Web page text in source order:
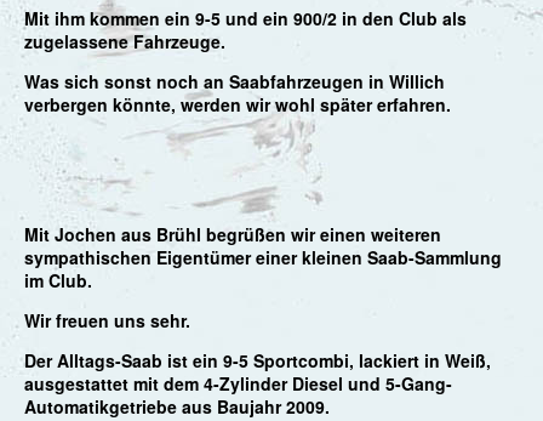
Links
Mit ihm kommen ein 9-5 und ein 900/2 in den Club als
zugelassene Fahrzeuge.
Was sich sonst noch an Saabfahrzeugen in Willich
verbergen könnte, werden wir wohl später erfahren.
Mit Jochen aus Brühl begrüßen wir einen weiteren
sympathischen Eigentümer einerkleinen Saab-Sammlung
im Club.
Wir freuen uns sehr.
Der Alltags-Saab ist ein 9-5 Sportcombi, lackiert in Weiß,
ausgestattet mit dem 4-Zylinder Diesel und 5-Gang-
Automatikgetriebe aus Baujahr 2009.